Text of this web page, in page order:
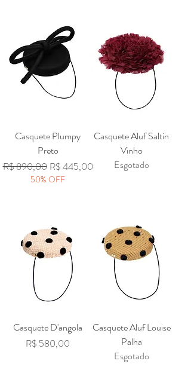
Casquete Plumpy
Preto
Preço normal
R$ 890,00 Preço promocional
R$ 445,00
50% OFF
Casquete Aluf Saltin
Vinho
Esgotado
Casquete D'angola
Preço
R$ 580,00
Casquete Aluf Louise
Palha
Esgotado